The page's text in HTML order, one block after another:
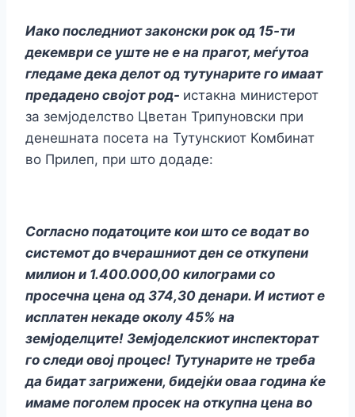
Иако последниот законски рок од 15-ти
декември се уште не е на прагот, меѓутоа
гледаме дека делот од тутунарите го имаат
предадено својот род- истакна министерот
за земјоделство Цветан Трипуновски при
денешната посета на Тутунскиот Комбинат
во Прилеп, при што додаде:
Согласно податоците кои што се водат во
системот до вчерашниот ден се откупени
милион и 1.400.000,00 килограми со
просечна цена од 374,30 денари. И истиот е
исплатен некаде околу 45% на
земјоделците! Земјоделскиот инспекторат
го следи овој процес! Тутунарите не треба
да бидат загрижени, бидејќи оваа година ќе
имаме поголем просек на откупна цена во